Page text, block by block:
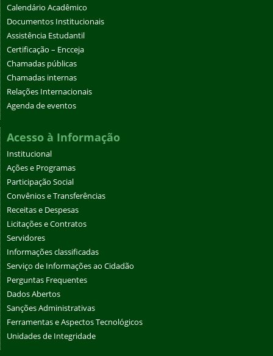
Calendário Acadêmico
Documentos Institucionais
Assistência Estudantil
Certificação – Encceja
Chamadas públicas
Chamadas internas
Relações Internacionais
Agenda de eventos
Acesso à Informação
Institucional
Ações e Programas
Participação Social
Convênios e Transferências
Receitas e Despesas
Licitações e Contratos
Servidores
Informações classificadas
Serviço de Informações ao Cidadão
Perguntas Frequentes
Dados Abertos
Sanções Administrativas
Ferramentas e Aspectos Tecnológicos
Unidades de Integridade